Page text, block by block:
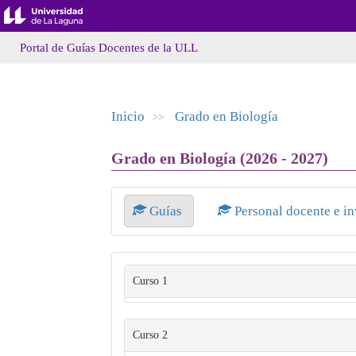
Portal de Guías Docentes de la ULL
Inicio >> Grado en Biología
Grado en Biología (2026 - 2027)
Guías Personal docente e
Curso 1
Curso 2